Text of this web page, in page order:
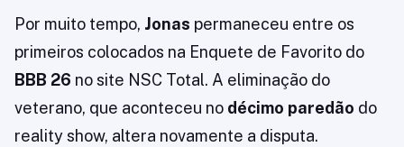
Por muito tempo, Jonas permaneceu entre os
primeiros colocados na Enquete de Favorito do
BBB 26 no site NSC Total. A eliminação do
veterano, que aconteceu no décimo paredão do
reality show, altera novamente a disputa.